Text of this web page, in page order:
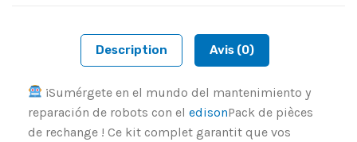
Description Avis (0)
¡Sumérgete en el mundo del mantenimiento y
reparación de robots con el edisonPack de pièces
de rechange ! Ce kit complet garantit que vos